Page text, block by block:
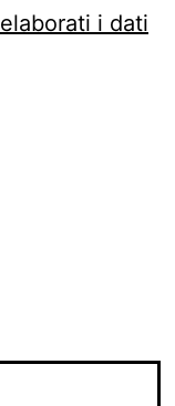
i dati